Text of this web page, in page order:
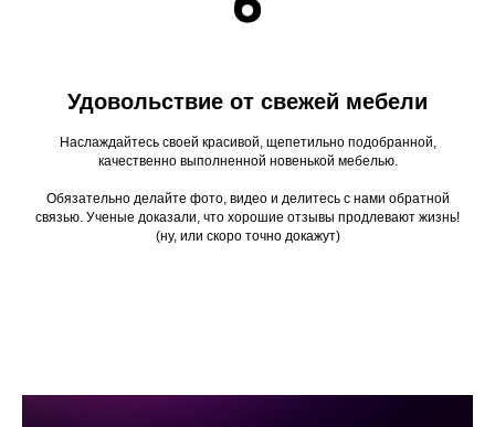
Удовольствие от свежей мебели
Наслаждайтесь своей красивой, щепетильно подобранной,
качественно выполненной новенькой мебелью.
Обязательно делайте фото, видео и делитесь с нами обратной
связью. Ученые доказали, что хорошие отзывы продлевают жизнь!
(ну, или скоро точно докажут)